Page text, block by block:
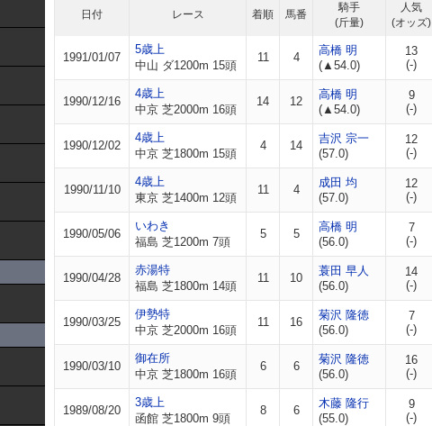
日付 レース 着順 馬番
騎手
(斤量)
人気
(オッズ)
1991/01/07
5歳上
中山 ダ1200m 15頭
11 4
高橋 明
(▲54.0)
13
(-)
1990/12/16
4歳上
中京 芝2000m 16頭
14 12
高橋 明
(▲54.0)
9
(-)
1990/12/02
4歳上
中京 芝1800m 15頭
4 14
吉沢 宗一
(57.0)
12
(-)
1990/11/10
4歳上
東京 芝1400m 12頭
11 4
成田 均
(57.0)
12
(-)
1990/05/06
いわき
福島 芝1200m 7頭
5 5
高橋 明
(56.0)
7
(-)
1990/04/28
赤湯特
福島 芝1800m 14頭
11 10
蓑田 早人
(56.0)
14
(-)
1990/03/25
伊勢特
中京 芝2000m 16頭
11 16
菊沢 隆徳
(56.0)
7
(-)
1990/03/10
御在所
中京 芝1800m 16頭
6 6
菊沢 隆徳
(56.0)
16
(-)
1989/08/20
3歳上
函館 芝1800m 9頭
8 6
木藤 隆行
(55.0)
9
(-)